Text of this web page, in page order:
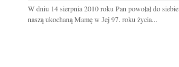
W dniu 14 sierpnia 2010 roku Pan powołał do siebie
naszą ukochaną Mamę w Jej 97. roku życia...